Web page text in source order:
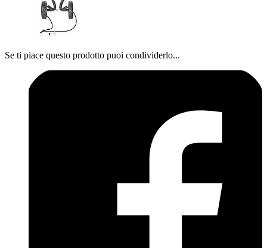
Se ti piace questo prodotto puoi condividerlo...